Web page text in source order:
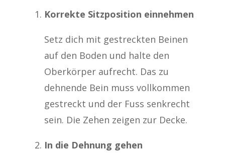
Korrekte Sitzposition einnehmen
Setz dich mit gestreckten Beinen
auf den Boden und halte den
Oberkörper aufrecht. Das zu
dehnende Bein muss vollkommen
gestreckt und der Fuss senkrecht
sein. Die Zehen zeigen zur Decke.
In die Dehnung gehen